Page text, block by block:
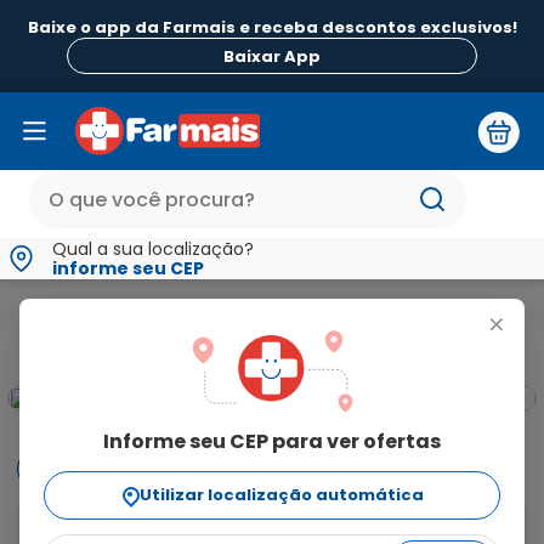
Baixe o app da Farmais e receba descontos exclusivos!
Baixar App
Qual a sua localização?
informe seu CEP
+
Informe seu CEP para ver ofertas
Utilizar localização automática
Hirudoid
Informações
Hirudoid está indicado para processos inflamatórios